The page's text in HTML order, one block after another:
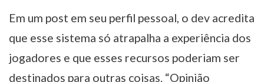
Em um post em seu perfil pessoal, o dev acredita
que esse sistema só atrapalha a experiência dos
jogadores e que esses recursos poderiam ser
destinados para outras coisas. “Opinião